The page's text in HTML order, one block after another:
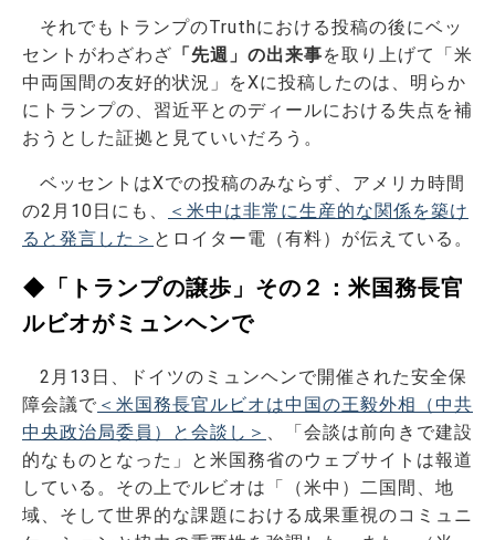
それでもトランプのTruthにおける投稿の後にベッ
セントがわざわざ 「先週」の出来事を取り上げて「米
中両国間の友好的状況」をXに投稿したのは、明らか
にトランプの、習近平とのディールにおける失点を補
おうとした証拠と見ていいだろう。
ベッセントはXでの投稿のみならず、アメリカ時間
の2月10日にも、
＜米中は非常に生産的な関係を築け
ると発言した＞ とロイター電（有料）が伝えている。
◆「トランプの譲歩」その２：米国務長官
ルビオがミュンヘンで
2月13日、ドイツのミュンヘンで開催された安全保
障会議で ＜米国務長官ルビオは中国の王毅外相（中共
中央政治局委員）と会談し＞ 、「会談は前向きで建設
的なものとなった」と米国務省のウェブサイトは報道
している。その上でルビオは「（米中）二国間、地
域、そして世界的な課題における成果重視のコミュニ